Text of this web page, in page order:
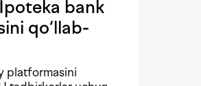
bank
qo‘llab-
platformasini